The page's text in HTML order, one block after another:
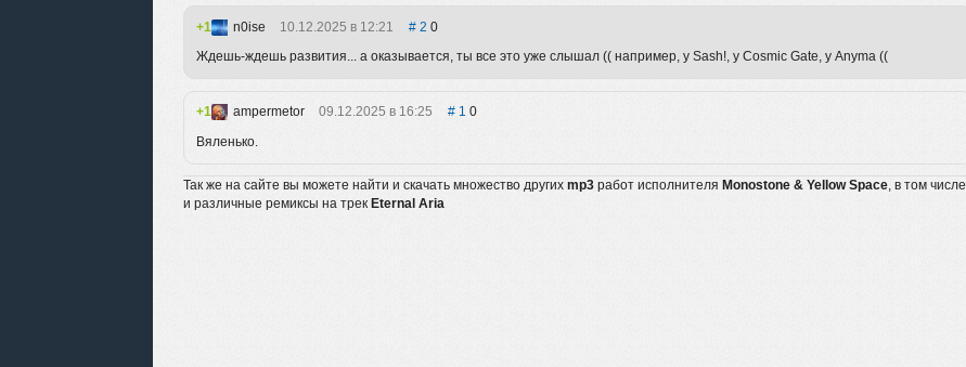
1 n0ise 10.12.2025 в 12:21 2 0
Ждешь-ждешь развития... а оказывается, ты все это уже слышал (( например, у Sash!, у Cosmic Gate, у Anyma ((
1 ampermetor 09.12.2025 в 16:25 1 0
Вяленько.
Так же на сайте вы можете найти и скачать множество других mp3 работ исполнителя Monostone & Yellow Space, в том числе
и различные ремиксы на трек Eternal Aria